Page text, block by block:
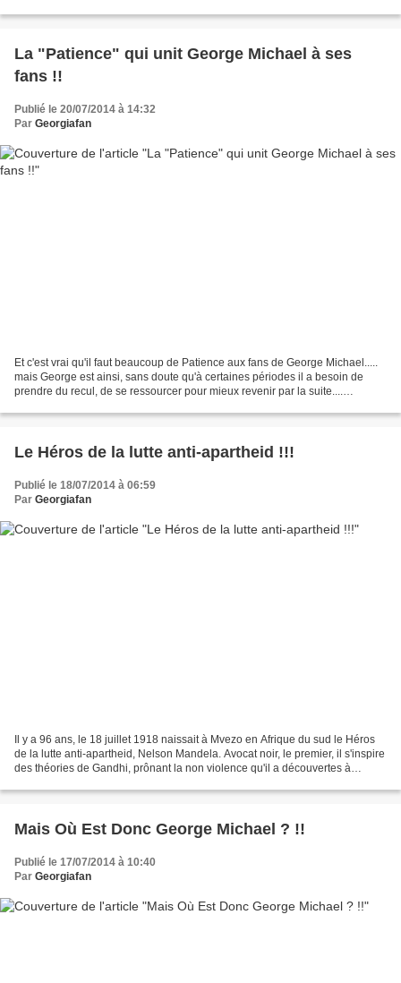
La "Patience" qui unit George Michael à ses
fans !!
Publié le 20/07/2014 à 14:32
Par Georgiafan
Et c'est vrai qu'il faut beaucoup de Patience aux fans de George Michael.....
mais George est ainsi, sans doute qu'à certaines périodes il a besoin de
prendre du recul, de se ressourcer pour mieux revenir par la suite....
Le Héros de la lutte anti-apartheid !!!
Publié le 18/07/2014 à 06:59
Par Georgiafan
Il y a 96 ans, le 18 juillet 1918 naissait à Mvezo en Afrique du sud le Héros
de la lutte anti-apartheid, Nelson Mandela. Avocat noir, le premier, il s'inspire
des théories de Gandhi, prônant la non violence qu'il a découvertes à
Mais Où Est Donc George Michael ? !!
Publié le 17/07/2014 à 10:40
Par Georgiafan